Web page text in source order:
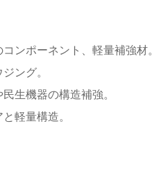
ンポーネント、軽量補強材。
ング。
生機器の構造補強。
軽量構造。